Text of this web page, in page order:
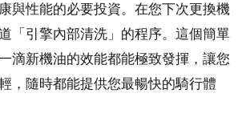
與性能的必要投資。在您下次更換機
「引擎內部清洗」的程序。這個簡單
滴新機油的效能都能極致發揮，讓您
，隨時都能提供您最暢快的騎行體